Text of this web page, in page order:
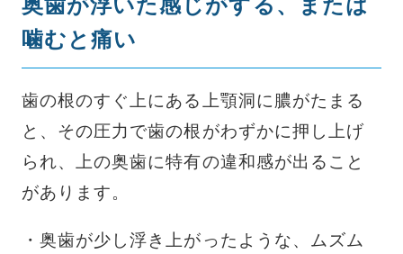
奥歯が浮いた感じがする、または
噛むと痛い
歯の根のすぐ上にある上顎洞に膿がたまる
と、その圧力で歯の根がわずかに押し上げ
られ、上の奥歯に特有の違和感が出ること
があります。
・奥歯が少し浮き上がったような、ムズム